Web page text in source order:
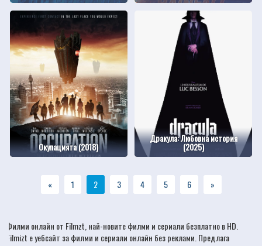
Окупацията (2018)
Дракула: Любовна история
(2025)
« 1 2 3 4 5 6 »
Филми онлайн от Filmzt, най-новитефилми и сериали безплатно в HD.
Filmizt е уебсайт за филми и сериали онлайн без реклами. Предлага